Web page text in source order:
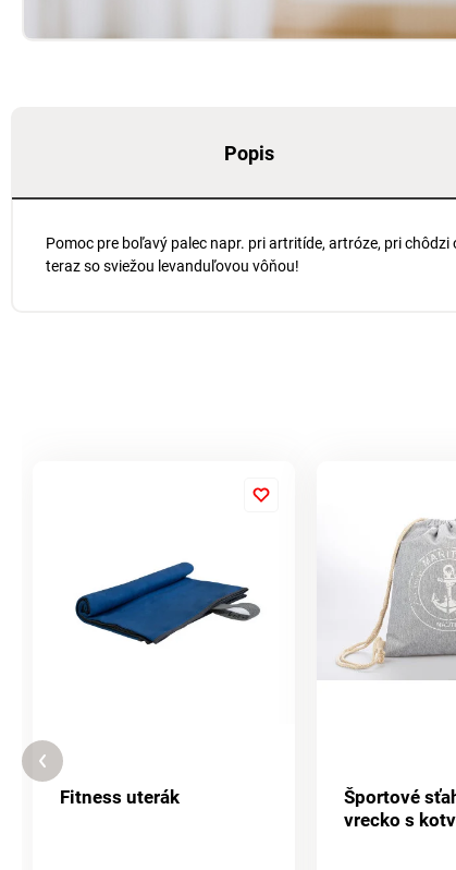
Popis
Pomoc pre boľavý palec napr. pri artritíde, artróze, pri
teraz so sviežou levanduľovou vôňou!
Fitness uterák
Športové
vrecko s